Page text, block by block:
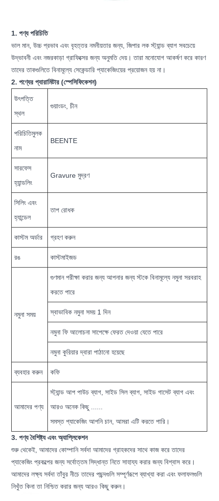
1. পণ্য পরিচিতি
ভাল মান, উচ্চ প্রভাব এবং বৃহত্তর নমনীয়তার জন্য, জিপার লক স্ট্যান্ড ব্যাগ সবচেয়ে
উদ্ভাবনী এবং নজরকাড়া গ্রাফিক্সের জন্য অনুমতি দেয়। তারা মনোযোগ আকর্ষণ করে কারণ
তাদের তাকগুলিতে বিনামূল্যে সেকেন্ডারি প্যাকেজিংয়ের প্রয়োজন হয় না।
2. পণ্যের প্যারামিটার (স্পেসিফিকেশন)
উৎপত্তি
স্থল
গুয়াংডং, চীন
পরিচিতিমুলক
নাম
BEENTE
সারফেস
হ্যান্ডলিং
Gravure মুদ্রণ
সিলিং এবং
হ্যান্ডেল
তাপ রোধক
কাস্টম অর্ডার গ্রহণ করুন
রঙ কাস্টমাইজড
নমুনা সময়
গুণমান পরীক্ষা করার জন্য আপনার জন্য স্টকে বিনামূল্যে নমুনা সরবরাহ
করতে পারে
স্বাভাবিক নমুনা সময় 1 দিন
নমুনা ফি আলোচনা সাপেক্ষে ফেরত দেওয়া যেতে পারে
নমুনা কুরিয়ার দ্বারা পাঠানো হয়েছে
ব্যবহার করুন কফি
আমাদের পণ্য
স্ট্যান্ড আপ পাউচ ব্যাগ, সাইড সিল ব্যাগ, সাইড গাসেট ব্যাগ এবং
আরও অনেক কিছু ......
সমস্ত প্যাকেজিং আপনি চান, আমরা এটি করতে পারি।
3. পণ্য বৈশিষ্ট্য এবং অ্যাপ্লিকেশন
শুরু থেকেই, আমাদের কোম্পানি সর্বদা আমাদের গ্রাহকদের সাথে কাজ করে তাদের
প্যাকেজিং প্রকল্পের জন্য সর্বোত্তম সিদ্ধান্ত নিতে সাহায্য করার জন্য বিশ্বাস করে।
আমাদের লক্ষ্য সর্বদা তাঁবুর নীচে তাদের পছন্দগুলি সম্পূর্ণরূপে ব্যাখ্যা করা এবং ফলাফলগুলি
নিখুঁত কিনা তা নিশ্চিত করার জন্য আরও কিছু করুন।